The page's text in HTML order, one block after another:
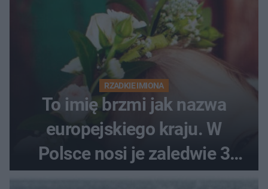
RZADKIE IMIONA
To imię brzmi jak nazwa
europejskiego kraju. W
Polsce nosi je zaledwie 3
kobiety